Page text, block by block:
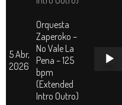
5 Abr,
2026
Orquesta
Zaperoko –
No Vale La
Pena – 125
bpm
(Extended
Intro Outro)